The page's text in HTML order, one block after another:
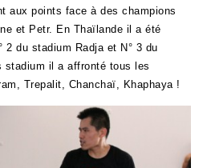
aux points face à des champions
et Petr. En Thaïlande il a été
2 du stadium Radja et N° 3 du
stadium il a affronté tous les
Trepalit, Chanchaï, Khaphaya !